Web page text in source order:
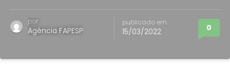
por
Agência FAPESP
publicado em
15/03/2022 0